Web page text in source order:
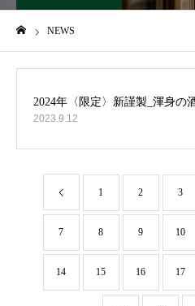
NEWS
2023.9.12
1 2 3
7 8 9 10
14 15 16 17